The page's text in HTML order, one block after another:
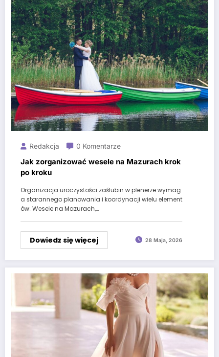
Redakcja 0 Komentarze
Jak zorganizować wesele na Mazurach krok
po kroku
Organizacja uroczystości zaślubin w plenerze wymag
a starannego planowania i koordynacji wielu element
ów. Wesele na Mazurach,…
Dowiedz się więcej 28 Maja, 2026